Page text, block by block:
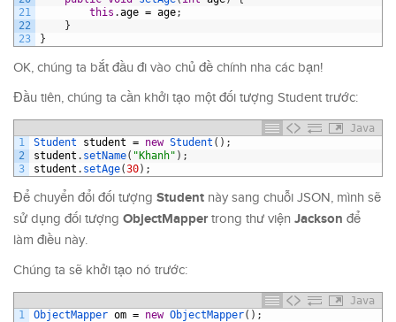
21
22
23
this .age = age;
}
}
OK, chúng ta bắt đầu đi vào chủ đề chính nha các bạn!
Đầu tiên, chúng ta cần khởi tạo một đối tượng Student trước:
Java
1
2
3
Student student = new Student ( ) ;
student . setName( "Khanh" ) ;
student . setAge(30) ;
Để chuyển đổi đối tượng Student này sang chuỗi JSON, mình sẽ
sử dụng đối tượng ObjectMappertrong thư viện Jackson để
làm điều này.
Chúng ta sẽ khởi tạo nó trước:
Java
1
ObjectMapper om = new ObjectMapper( ) ;